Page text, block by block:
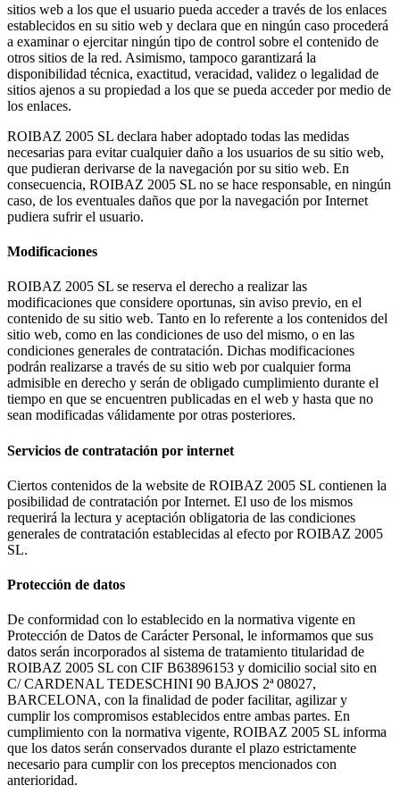
sitios web a los que el usuario pueda acceder a través de los enlaces
establecidos en su sitio web y declara que en ningún caso procederá
a examinar o ejercitar ningún tipo de control sobre el contenido de
otros sitios de la red. Asimismo, tampoco garantizará la
disponibilidad técnica, exactitud, veracidad, validez o legalidad de
sitios ajenos a su propiedad a los que se pueda acceder por medio de
los enlaces.
ROIBAZ 2005 SL declara haber adoptado todas las medidas
necesarias para evitar cualquier daño a los usuarios de su sitio web,
que pudieran derivarse de la navegación por su sitio web. En
consecuencia, ROIBAZ 2005 SL no se hace responsable, en ningún
caso, de los eventuales daños que por la navegación por Internet
pudiera sufrir el usuario.
Modificaciones
ROIBAZ 2005 SL se reserva el derecho a realizar las
modificaciones que considere oportunas, sin aviso previo, en el
contenido de su sitio web. Tanto en lo referente a los contenidos del
sitio web, como en las condiciones de uso del mismo, o en las
condiciones generales de contratación. Dichas modificaciones
podrán realizarse a través de su sitio web por cualquier forma
admisible en derecho y serán de obligado cumplimiento durante el
tiempo en que se encuentren publicadas en el web y hasta que no
sean modificadas válidamente por otras posteriores.
Servicios de contratación por internet
Ciertos contenidos de la website de ROIBAZ 2005 SL contienen la
posibilidad de contratación por Internet. El uso de los mismos
requerirá la lectura y aceptación obligatoria de las condiciones
generales de contratación establecidas al efecto por ROIBAZ 2005
SL.
Protección de datos
De conformidad con lo establecido en la normativa vigente en
Protección de Datos de Carácter Personal, le informamos que sus
datos serán incorporados al sistema de tratamiento titularidad de
ROIBAZ 2005 SL con CIF B63896153 y domicilio social sito en
C/ CARDENAL TEDESCHINI 90 BAJOS 2ª 08027,
BARCELONA, con la finalidad de poder facilitar, agilizar y
cumplir los compromisos establecidos entre ambas partes. En
cumplimiento con la normativa vigente, ROIBAZ 2005 SL informa
que los datos serán conservados durante el plazo estrictamente
necesario para cumplir con los preceptos mencionados con
anterioridad.